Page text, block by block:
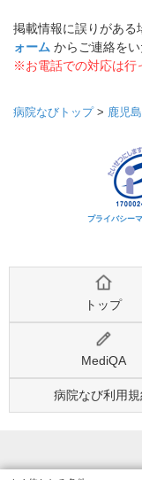
掲載情報に誤りがある
ォーム からご連絡を
※お電話での対応は行
病院なびトップ> 鹿児
プライバシー
トップ
MediQA
病院なび利用規